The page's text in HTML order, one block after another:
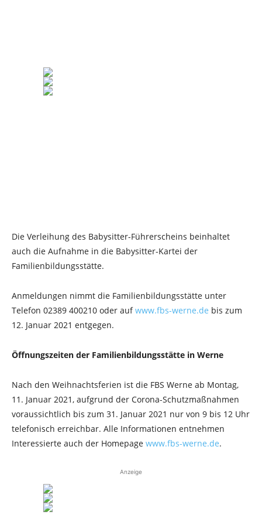
Die Verleihung des Babysitter-Führerscheins beinhaltet
auch die Aufnahme in die Babysitter-Kartei der
Familienbildungsstätte.
Anmeldungen nimmt die Familienbildungsstätte unter
Telefon 02389 400210 oder aufwww.fbs-werne.de bis zum
12. Januar 2021 entgegen.
Öffnungszeiten der Familienbildungsstätte in Werne
Nach den Weihnachtsferien ist die FBS Werne ab Montag,
11. Januar 2021, aufgrund der Corona-Schutzmaßnahmen
voraussichtlich bis zum 31. Januar 2021 nur von 9 bis 12 Uhr
telefonisch erreichbar. Alle Informationen entnehmen
Interessierte auch der Homepage www.fbs-werne.de.
Anzeige